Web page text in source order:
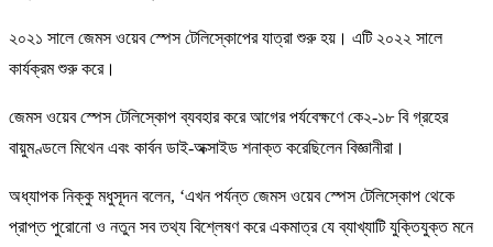
২০২১ সালে জেমস ওয়েব স্পেস টেলিস্কোপের যাত্রা শুরু হয়। এটি ২০২২ সালে
কার্যক্রম শুরু করে।
জেমস ওয়েব স্পেস টেলিস্কোপ ব্যবহার করে আগের পর্যবেক্ষণে কে২-১৮ বি গ্রহের
বায়ুমণ্ডলে মিথেন এবং কার্বন ডাই-অক্সাইড শনাক্ত করেছিলেন বিজ্ঞানীরা।
অধ্যাপক নিক্কু মধুসূদন বলেন, ‘এখন পর্যন্ত জেমস ওয়েব স্পেস টেলিস্কোপ থেকে
প্রাপ্ত পুরোনো ও নতুন সব তথ্য বিশ্লেষণ করে একমাত্র যে ব্যাখ্যাটি যুক্তিযুক্ত মনে